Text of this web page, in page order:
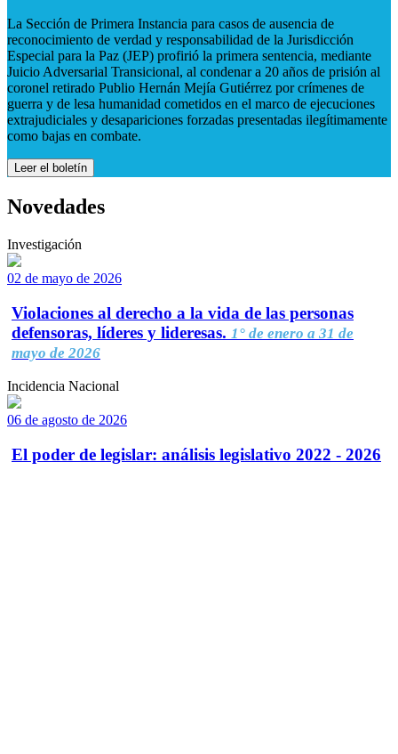
La Sección de Primera Instancia para casos de ausencia de
reconocimiento de verdad y responsabilidad de la Jurisdicción
Especial para la Paz (JEP) profirió la primera sentencia, mediante
Juicio Adversarial Transicional, al condenar a 20 años de prisión al
coronel retirado Publio Hernán Mejía Gutiérrez por crímenes de
guerra y de lesa humanidad cometidos en el marco de ejecuciones
extrajudiciales y desapariciones forzadas presentadas ilegítimamente
como bajas en combate.
Leer el boletín
Novedades
Investigación
02 de mayo de 2026
Violaciones al derecho a la vida de las personas
defensoras, líderes y lideresas. 1° de enero a 31 de
mayo de 2026
Incidencia Nacional
06 de agosto de 2026
El poder de legislar: análisis legislativo 2022 - 2026